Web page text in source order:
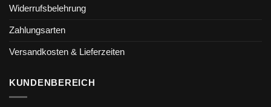
Widerrufsbelehrung
Zahlungsarten
Versandkosten & Lieferzeiten
KUNDENBEREICH